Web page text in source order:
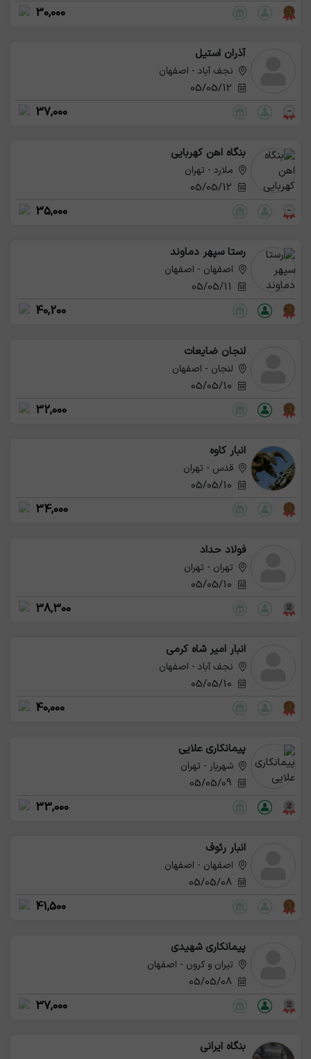
30,000
آذران استیل
نجف آباد - اصفهان
37,000
بنگاه اهن کهربایی
ملارد - تهران
35,000
رستا سپهر دماوند
اصفهان - اصفهان
40,200
لنجان ضایعات
لنجان - اصفهان
32,000
انبار کاوه
قدس - تهران
34,000
فولاد حداد
تهران - تهران
38,300
انبار امیر شاه کرمی
نجف آباد - اصفهان
40,000
پیمانکاری علایی
شهریار - تهران
33,000
انبار رئوف
اصفهان - اصفهان
05/05/08
41,500
پیمانکاری شهیدی
تیران و کرون - اصفهان
05/05/08
37,000
بنگاه ایرانی